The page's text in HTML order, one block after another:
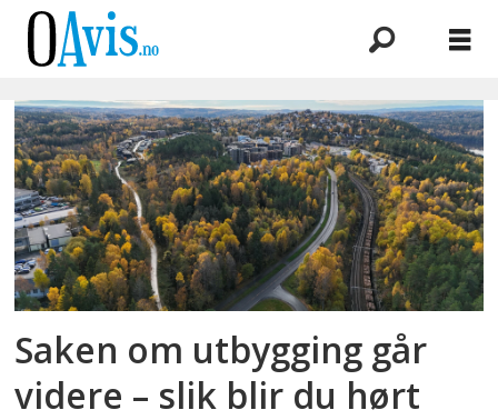
Emne:
høringsuttalelse
Saken om utbygging går
videre – slik blir du hørt